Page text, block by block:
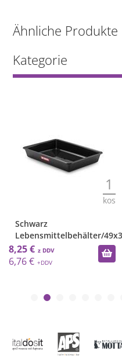
Ähnliche
Kategorie
49x34x8/ 65 mm / 0,8 l